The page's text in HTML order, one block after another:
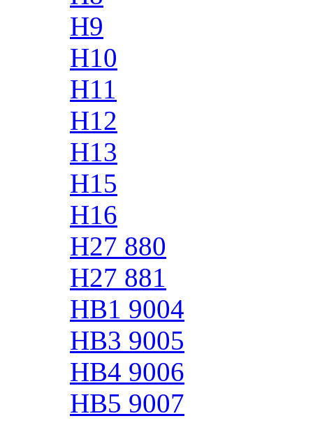
H9
H10
H11
H12
H13
H15
H16
H27 880
H27 881
HB1 9004
HB3 9005
HB4 9006
HB5 9007